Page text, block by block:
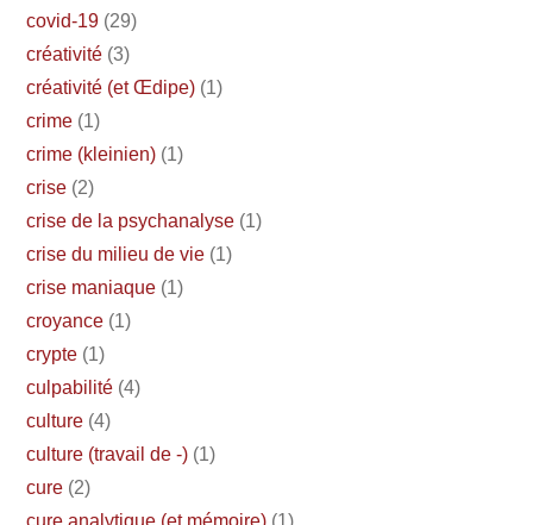
covid-19 (29)
créativité (3)
créativité (et Œdipe) (1)
crime (1)
crime (kleinien) (1)
crise (2)
crise de la psychanalyse (1)
crise du milieu de vie (1)
crise maniaque (1)
croyance (1)
crypte (1)
culpabilité (4)
culture (4)
culture (travail de -) (1)
cure (2)
cure analytique (et mémoire) (1)